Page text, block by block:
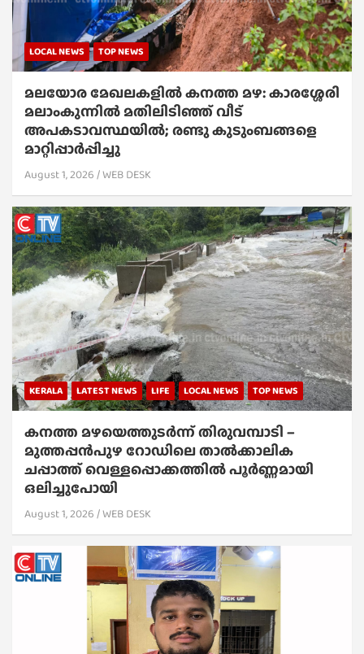
LOCAL NEWS TOP NEWS
മലയോര മേഖലകളിൽ കനത്ത മഴ: കാരശ്ശേരി
മലാംകുന്നിൽ മതിലിടിഞ്ഞ് വീട്
അപകടാവസ്ഥയിൽ; രണ്ടു കുടുംബങ്ങളെ
മാറ്റിപ്പാർപ്പിച്ചു
August 1, 2026 WEB DESK
KERALA LATEST NEWS LIFE LOCAL NEWS TOP NEWS
കനത്ത മഴയെത്തുടർന്ന് തിരുവമ്പാടി –
മുത്തപ്പൻപുഴ റോഡിലെ താൽക്കാലിക
ചപ്പാത്ത് വെള്ളപ്പൊക്കത്തിൽ പൂർണ്ണമായി
ഒലിച്ചുപോയി
August 1, 2026 WEB DESK